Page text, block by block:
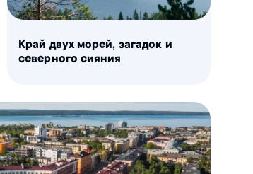
Край двух морей, загадок и
северного сияния